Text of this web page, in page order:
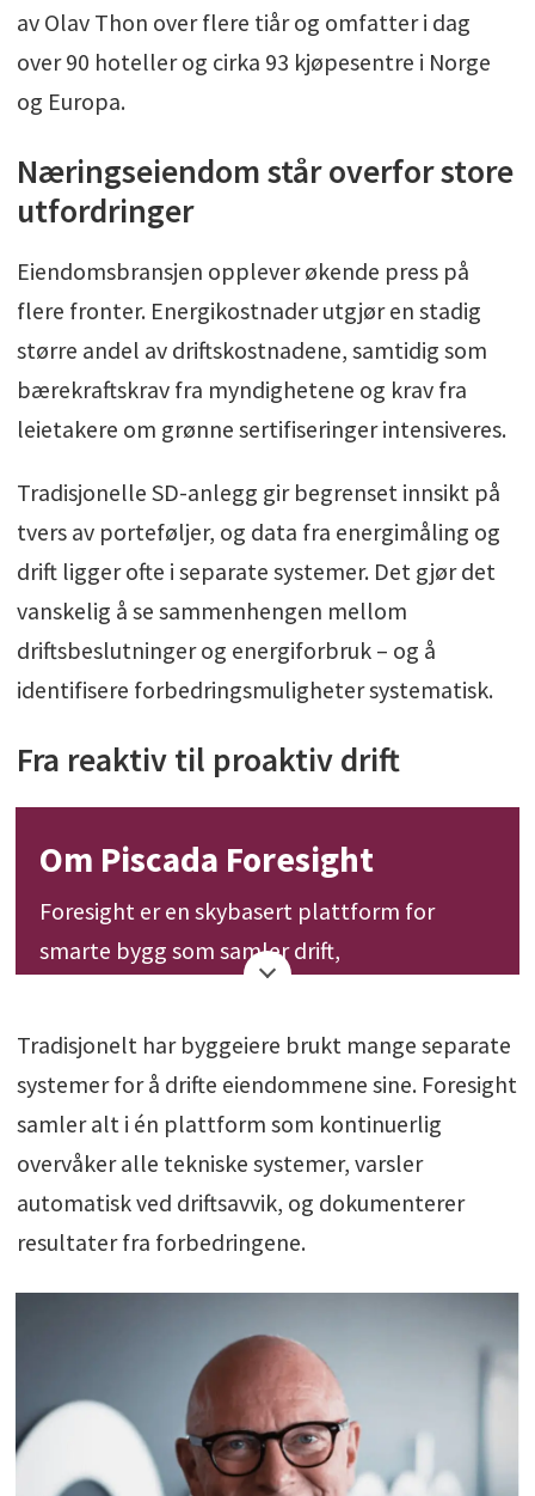
av Olav Thon over flere tiår og omfatter i dag
over 90 hoteller og cirka 93 kjøpesentre i Norge
og Europa.
Næringseiendom står overfor store
utfordringer
Eiendomsbransjen opplever økende press på
flere fronter. Energikostnader utgjør en stadig
større andel av driftskostnadene, samtidig som
bærekraftskrav fra myndighetene og krav fra
leietakere om grønne sertifiseringer intensiveres.
Tradisjonelle SD-anlegg gir begrenset innsikt på
tvers av porteføljer, og data fra energimåling og
drift ligger ofte i separate systemer. Det gjør det
vanskelig å se sammenhengen mellom
driftsbeslutninger og energiforbruk – og å
identifisere forbedringsmuligheter systematisk.
Fra reaktiv til proaktiv drift
Om Piscada Foresight
Foresight er en skybasert plattform for
smarte bygg som samler drift,
Plattformen bygger en digital tvilling av
hvert bygg og oppdager automatisk
driftsavvik. Brukere kan også stille spørsmål
om bygget i naturlig språk og få AI-genererte
analyser og anbefalinger. Typiske kunder
oppnår 10–25 prosent energibesparelse og
60–80 prosent lavere etableringskostnader
sammenlignet med tradisjonelle SD-anlegg.
Tradisjonelt har byggeiere brukt mange separate
systemer for å drifte eiendommene sine. Foresight
samler alt i én plattform som kontinuerlig
overvåker alle tekniske systemer, varsler
automatisk ved driftsavvik, og dokumenterer
resultater fra forbedringene.